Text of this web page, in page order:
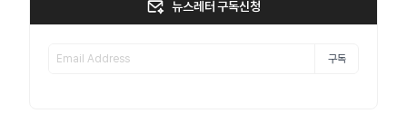
뉴스레터 구독신청
구독